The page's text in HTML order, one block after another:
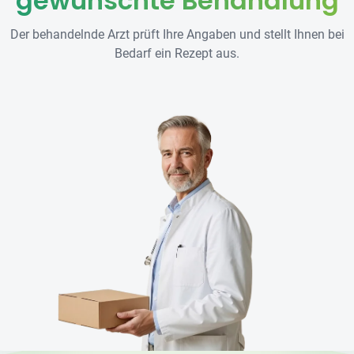
Der behandelnde Arzt prüft Ihre Angaben und stellt Ihnen bei
Bedarf ein Rezept aus.